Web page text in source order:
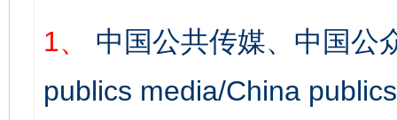
1、
中国公共传媒、中国公
publics media/China